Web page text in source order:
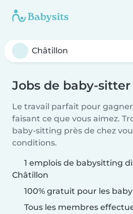
Jobs de baby-
Le travail parfait pour
faisant ce que vous aimez.
baby-sitting près de chez
conditions.
1 emplois de babysitting
Châtillon
100% gratuit pour les
Tous les membres